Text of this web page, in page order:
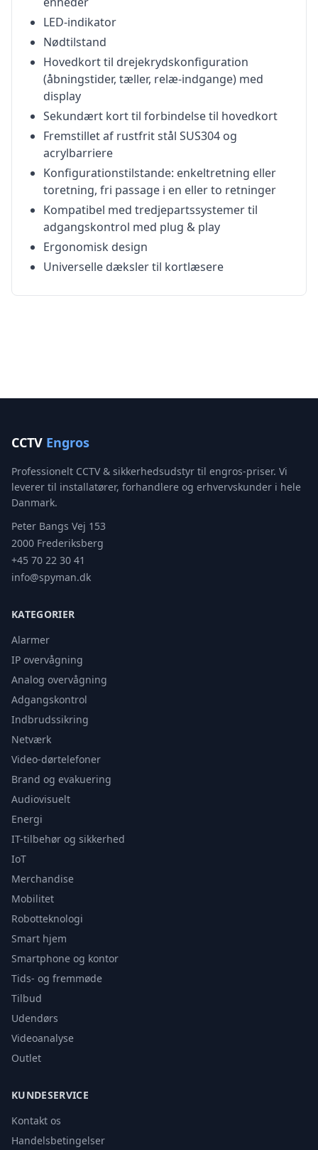
LED-indikator
Nødtilstand
Hovedkort til drejekrydskonfiguration
(åbningstider, tæller, relæ-indgange) med
display
Sekundært kort til forbindelse til hovedkort
Fremstillet af rustfrit stål SUS304 og
acrylbarriere
Konfigurationstilstande: enkeltretning eller
toretning, fri passage i en eller to retninger
Kompatibel med tredjepartssystemer til
adgangskontrol med plug & play
Ergonomisk design
Universelle dæksler til kortlæsere
CCTV Engros
Professionelt CCTV & sikkerhedsudstyr til engros-priser. Vi
leverer til installatører, forhandlere og erhvervskunder i hele
Danmark.
Peter Bangs Vej 153
2000 Frederiksberg
+45 70 22 30 41
info@spyman.dk
KATEGORIER
Alarmer
IP overvågning
Analog overvågning
Adgangskontrol
Indbrudssikring
Netværk
Video-dørtelefoner
Brand og evakuering
Audiovisuelt
Energi
IT-tilbehør og sikkerhed
IoT
Merchandise
Mobilitet
Robotteknologi
Smart hjem
Smartphone og kontor
Tids- og fremmøde
Tilbud
Udendørs
Videoanalyse
Outlet
KUNDESERVICE
Kontakt os
Handelsbetingelser